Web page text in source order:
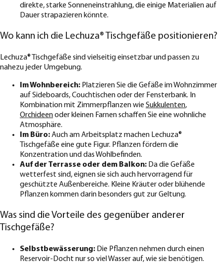
direkte, starke Sonneneinstrahlung, die einige Materialien auf
Dauer strapazieren könnte.
Wo kann ich die Lechuza® Tischgefäße positionieren?
Lechuza® Tischgefäße sind vielseitig einsetzbar und passen zu
nahezu jeder Umgebung.
Im Wohnbereich: Platzieren Sie die Gefäße im Wohnzimmer
auf Sideboards, Couchtischen oder der Fensterbank. In
Kombination mit Zimmerpflanzen wie Sukkulenten,
Orchideenoder kleinen Farnen schaffen Sie eine wohnliche
Atmosphäre.
Im Büro:Auch am Arbeitsplatz machen Lechuza®
Tischgefäße eine gute Figur. Pflanzen fördern die
Konzentration und das Wohlbefinden.
Auf der Terrasse oder dem Balkon: Da die Gefäße
wetterfest sind, eignen sie sich auch hervorragend für
geschützte Außenbereiche. Kleine Kräuter oder blühende
Pflanzen kommen darin besonders gut zur Geltung.
Was sind die Vorteile des gegenüber anderer
Tischgefäße?
Selbstbewässerung: Die Pflanzen nehmen durch einen
Reservoir-Docht nur so viel Wasser auf, wie sie benötigen.